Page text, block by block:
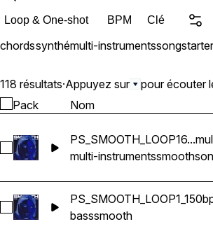
Loop & One-shot BPM Clé
chordssynthémulti-instruments
118 résultats·Appuyez sur pour écouter
Pack Nom
Sélectionnez multi-instrumentssmooth
Sélectionnez
basssmooth